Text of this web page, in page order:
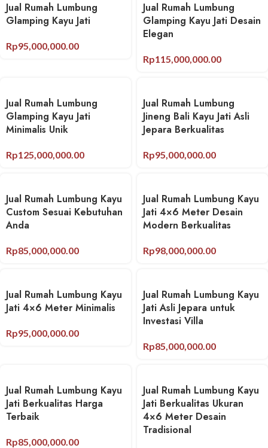
Jual Rumah Lumbung
Glamping Kayu Jati
Rp95,000,000.00
Jual Rumah Lumbung
Glamping Kayu Jati Desain
Elegan
Rp115,000,000.00
Jual Rumah Lumbung
Glamping Kayu Jati
Minimalis Unik
Rp125,000,000.00
Jual Rumah Lumbung
Jineng Bali Kayu Jati Asli
Jepara Berkualitas
Rp95,000,000.00
Jual Rumah Lumbung Kayu
Custom Sesuai Kebutuhan
Anda
Rp85,000,000.00
Jual Rumah Lumbung Kayu
Jati 4×6 Meter Desain
Modern Berkualitas
Rp98,000,000.00
Jual Rumah Lumbung Kayu
Jati 4×6 Meter Minimalis
Rp95,000,000.00
Jual Rumah Lumbung Kayu
Jati Asli Jepara untuk
Investasi Villa
Rp85,000,000.00
Jual Rumah Lumbung Kayu
Jati Berkualitas Harga
Terbaik
Rp85,000,000.00
Jual Rumah Lumbung Kayu
Jati Berkualitas Ukuran
4×6 Meter Desain
Tradisional